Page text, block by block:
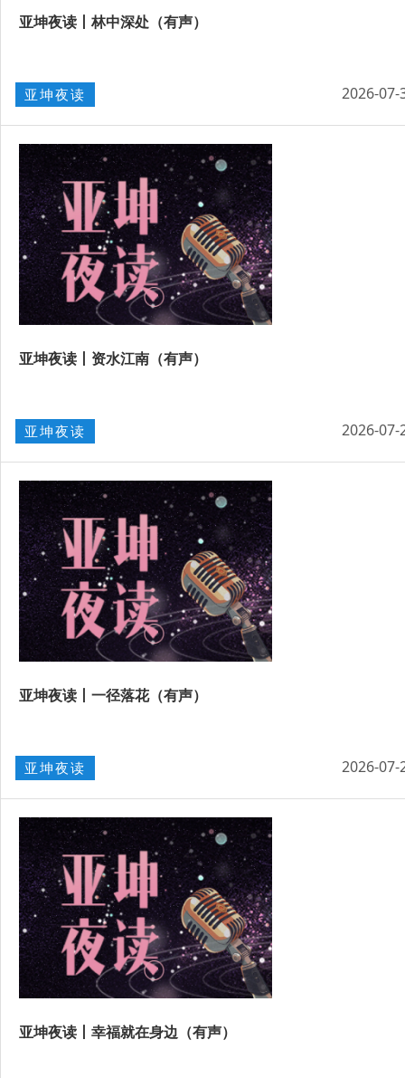
亚坤夜读丨林中深处（有声）
亚坤夜读 2026-07-
亚坤夜读丨资水江南（有声）
亚坤夜读 2026-07-
亚坤夜读丨一径落花（有声）
亚坤夜读 2026-07-
亚坤夜读丨幸福就在身边（有声）